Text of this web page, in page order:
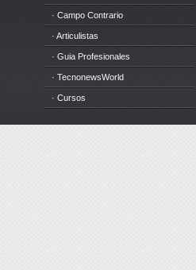
· Campo Contrario
· Articulistas
· Guia Profesionales
· TecnonewsWorld
· Cursos